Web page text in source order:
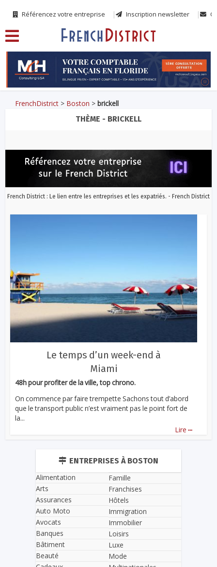
Référencez votre entreprise Inscription newsletter
FrenchDistrict > Boston >brickell
THÈME - BRICKELL
French District : Le lien entre les entreprises et les expatriés. - French District
Le temps d’un week-end à
Miami
48h pour profiter de la ville, top chrono.
On commence par faire trempette Sachons tout d’abord
que le transport public n’est vraiment pas le point fort de
la...
Lire ...
ENTREPRISES À BOSTON
Alimentation
Arts
Assurances
Auto Moto
Avocats
Banques
Bâtiment
Beauté
Famille
Franchises
Hôtels
Immigration
Immobilier
Loisirs
Luxe
Mode